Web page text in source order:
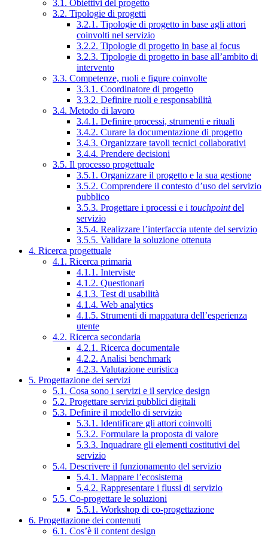
3.1. Obiettivi del progetto
3.2. Tipologie di progetti
3.2.1. Tipologie di progetto in base agli attori
coinvolti nel servizio
3.2.2. Tipologie di progetto in base al focus
3.2.3. Tipologie di progetto in base all’ambito di
intervento
3.3. Competenze, ruoli e figure coinvolte
3.3.1. Coordinatore di progetto
3.3.2. Definire ruoli e responsabilità
3.4. Metodo di lavoro
3.4.1. Definire processi, strumenti e rituali
3.4.2. Curare la documentazione di progetto
3.4.3. Organizzare tavoli tecnici collaborativi
3.4.4. Prendere decisioni
3.5. Il processo progettuale
3.5.1. Organizzare il progetto e la sua gestione
3.5.2. Comprendere il contesto d’uso del servizio
pubblico
3.5.3. Progettare i processi e i touchpointdel
servizio
3.5.4. Realizzare l’interfaccia utente del servizio
3.5.5. Validare la soluzione ottenuta
4. Ricerca progettuale
4.1. Ricerca primaria
4.1.1. Interviste
4.1.2. Questionari
4.1.3. Test di usabilità
4.1.4. Web analytics
4.1.5. Strumenti di mappatura dell’esperienza
utente
4.2. Ricerca secondaria
4.2.1. Ricerca documentale
4.2.2. Analisi benchmark
4.2.3. Valutazione euristica
5. Progettazione dei servizi
5.1. Cosa sono i servizi e il service design
5.2. Progettare servizi pubblici digitali
5.3. Definire il modello di servizio
5.3.1. Identificare gli attori coinvolti
5.3.2. Formulare la proposta di valore
5.3.3. Inquadrare gli elementi costitutivi del
servizio
5.4. Descrivere il funzionamento del servizio
5.4.1. Mappare l’ecosistema
5.4.2. Rappresentare i flussi di servizio
5.5. Co-progettare le soluzioni
5.5.1. Workshop di co-progettazione
6. Progettazione dei contenuti
6.1. Cos’è il content design